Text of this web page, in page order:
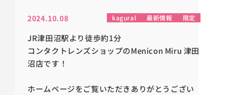
2024.10.08 kagural 最新情報 限定
JR津田沼駅より徒歩約1分
コンタクトレンズショップのMenicon Miru 津田
沼店です！
ホームページをご覧いただきありがとうござい